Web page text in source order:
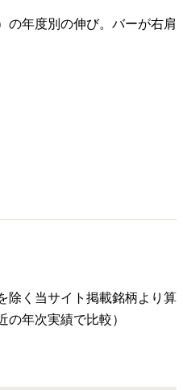
の年度別の伸び。バーが右肩
除く当サイト掲載銘柄より算
年次実績で比較）